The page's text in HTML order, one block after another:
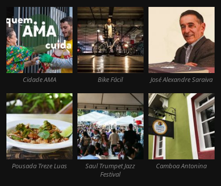
Cidade AMA Bike Fácil José Alexandre Saraiva
Pousada Treze Luas
Saul Trumpet Jazz
Festival
Camboa Antonina